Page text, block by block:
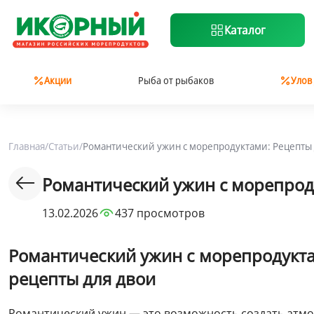
Каталог
Акции Рыба от рыбаков Улов
Главная/Статьи/Романтический ужин с морепродуктами:
Романтический ужин с
13.02.2026 437 просмотров
Романтический ужин с
рецепты для двои